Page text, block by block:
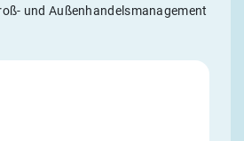
und Außenhandelsmanagement